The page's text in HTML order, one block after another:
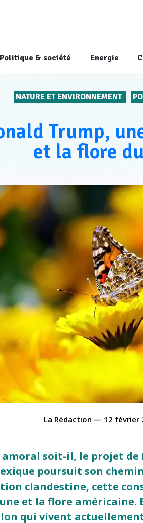
Politique & société Energie
NATURE ET ENVIRONNEMENT
Trump,
et la flore
La Rédaction — 12 février
soit-il, le projet
poursuit son
clandestine, cette
et la flore américaine.
qui vivent actuellement